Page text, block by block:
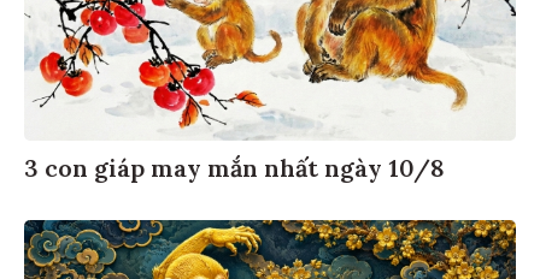
3 con giáp may mắn nhất ngày 10/8